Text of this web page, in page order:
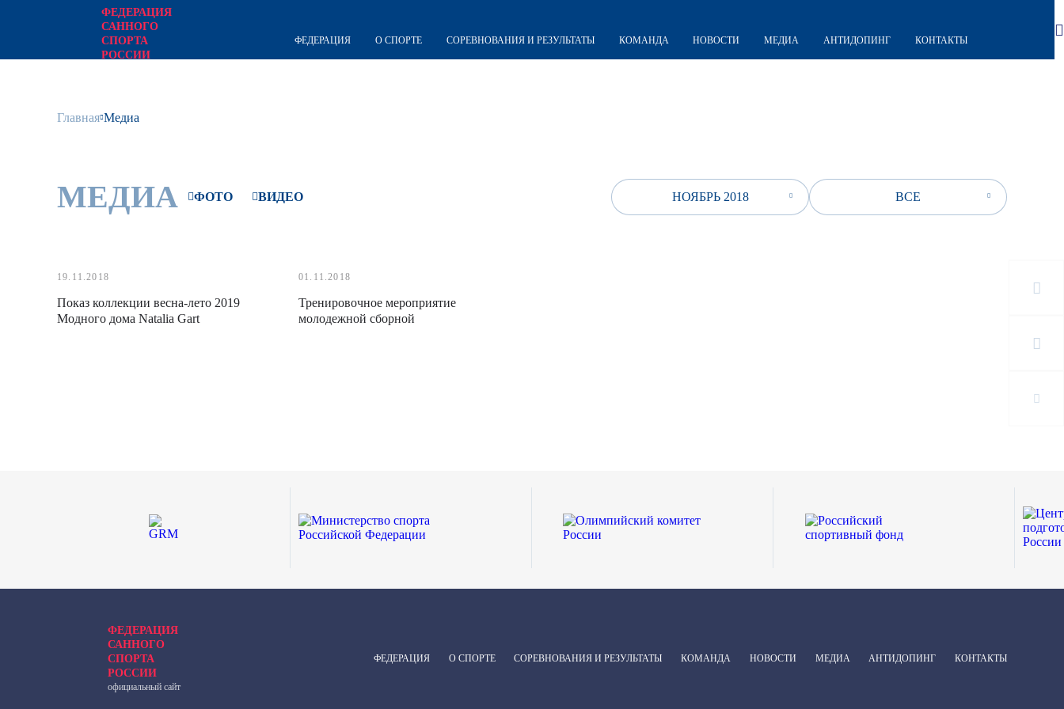
ФЕДЕРАЦИЯ
САННОГО
СПОРТА
РОССИИ
ФЕДЕРАЦИЯ О СПОРТЕ СОРЕВНОВАНИЯ И РЕЗУЛЬТАТЫ КОМАНДА НОВОСТИ МЕДИА АНТИДОПИНГ КОНТАКТЫ
Главная Медиа
МЕДИА ФОТО ВИДЕО НОЯБРЬ 2018 ВСЕ
19.11.2018
Показ коллекции весна-лето 2019
Модного дома Natalia Gart
01.11.2018
Тренировочное мероприятие
молодежной сборной
ФЕДЕРАЦИЯ
САННОГО
СПОРТА
РОССИИ
официальный сайт
ФЕДЕРАЦИЯ О СПОРТЕ СОРЕВНОВАНИЯ И РЕЗУЛЬТАТЫ КОМАНДА НОВОСТИ МЕДИА АНТИДОПИНГ КОНТАКТЫ